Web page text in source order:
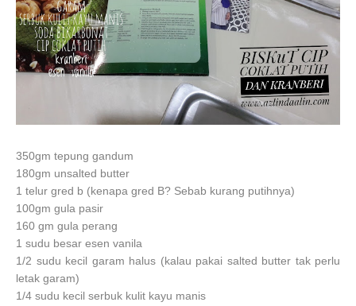
350gm tepung gandum
180gm unsalted butter
1 telur gred b (kenapa gred B? Sebab kurang putihnya)
100gm gula pasir
160 gm gula perang
1 sudu besar esen vanila
1/2 sudu kecil garam halus (kalau pakai salted butter tak perlu
letak garam)
1/4 sudu kecil serbuk kulit kayu manis